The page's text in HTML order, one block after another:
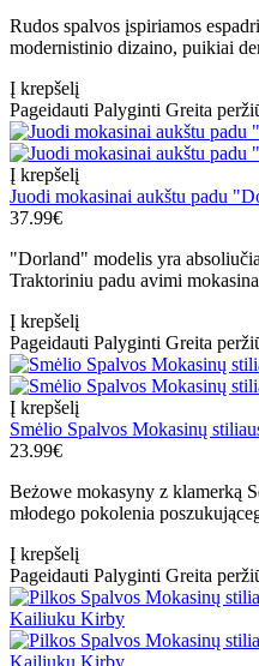
Rudos spalvos įspiriamos
modernistinio dizaino, puikiai
Į krepšelį
Pageidauti Palyginti Greita
Į krepšelį
Juodi mokasinai aukštu padu
37.99€
"Dorland" modelis yra
Traktoriniu padu avimi
Į krepšelį
Pageidauti Palyginti Greita
Į krepšelį
Smėlio Spalvos Mokasinų
23.99€
Beżowe mokasyny z klamerką
młodego pokolenia
Į krepšelį
Pageidauti Palyginti Greita